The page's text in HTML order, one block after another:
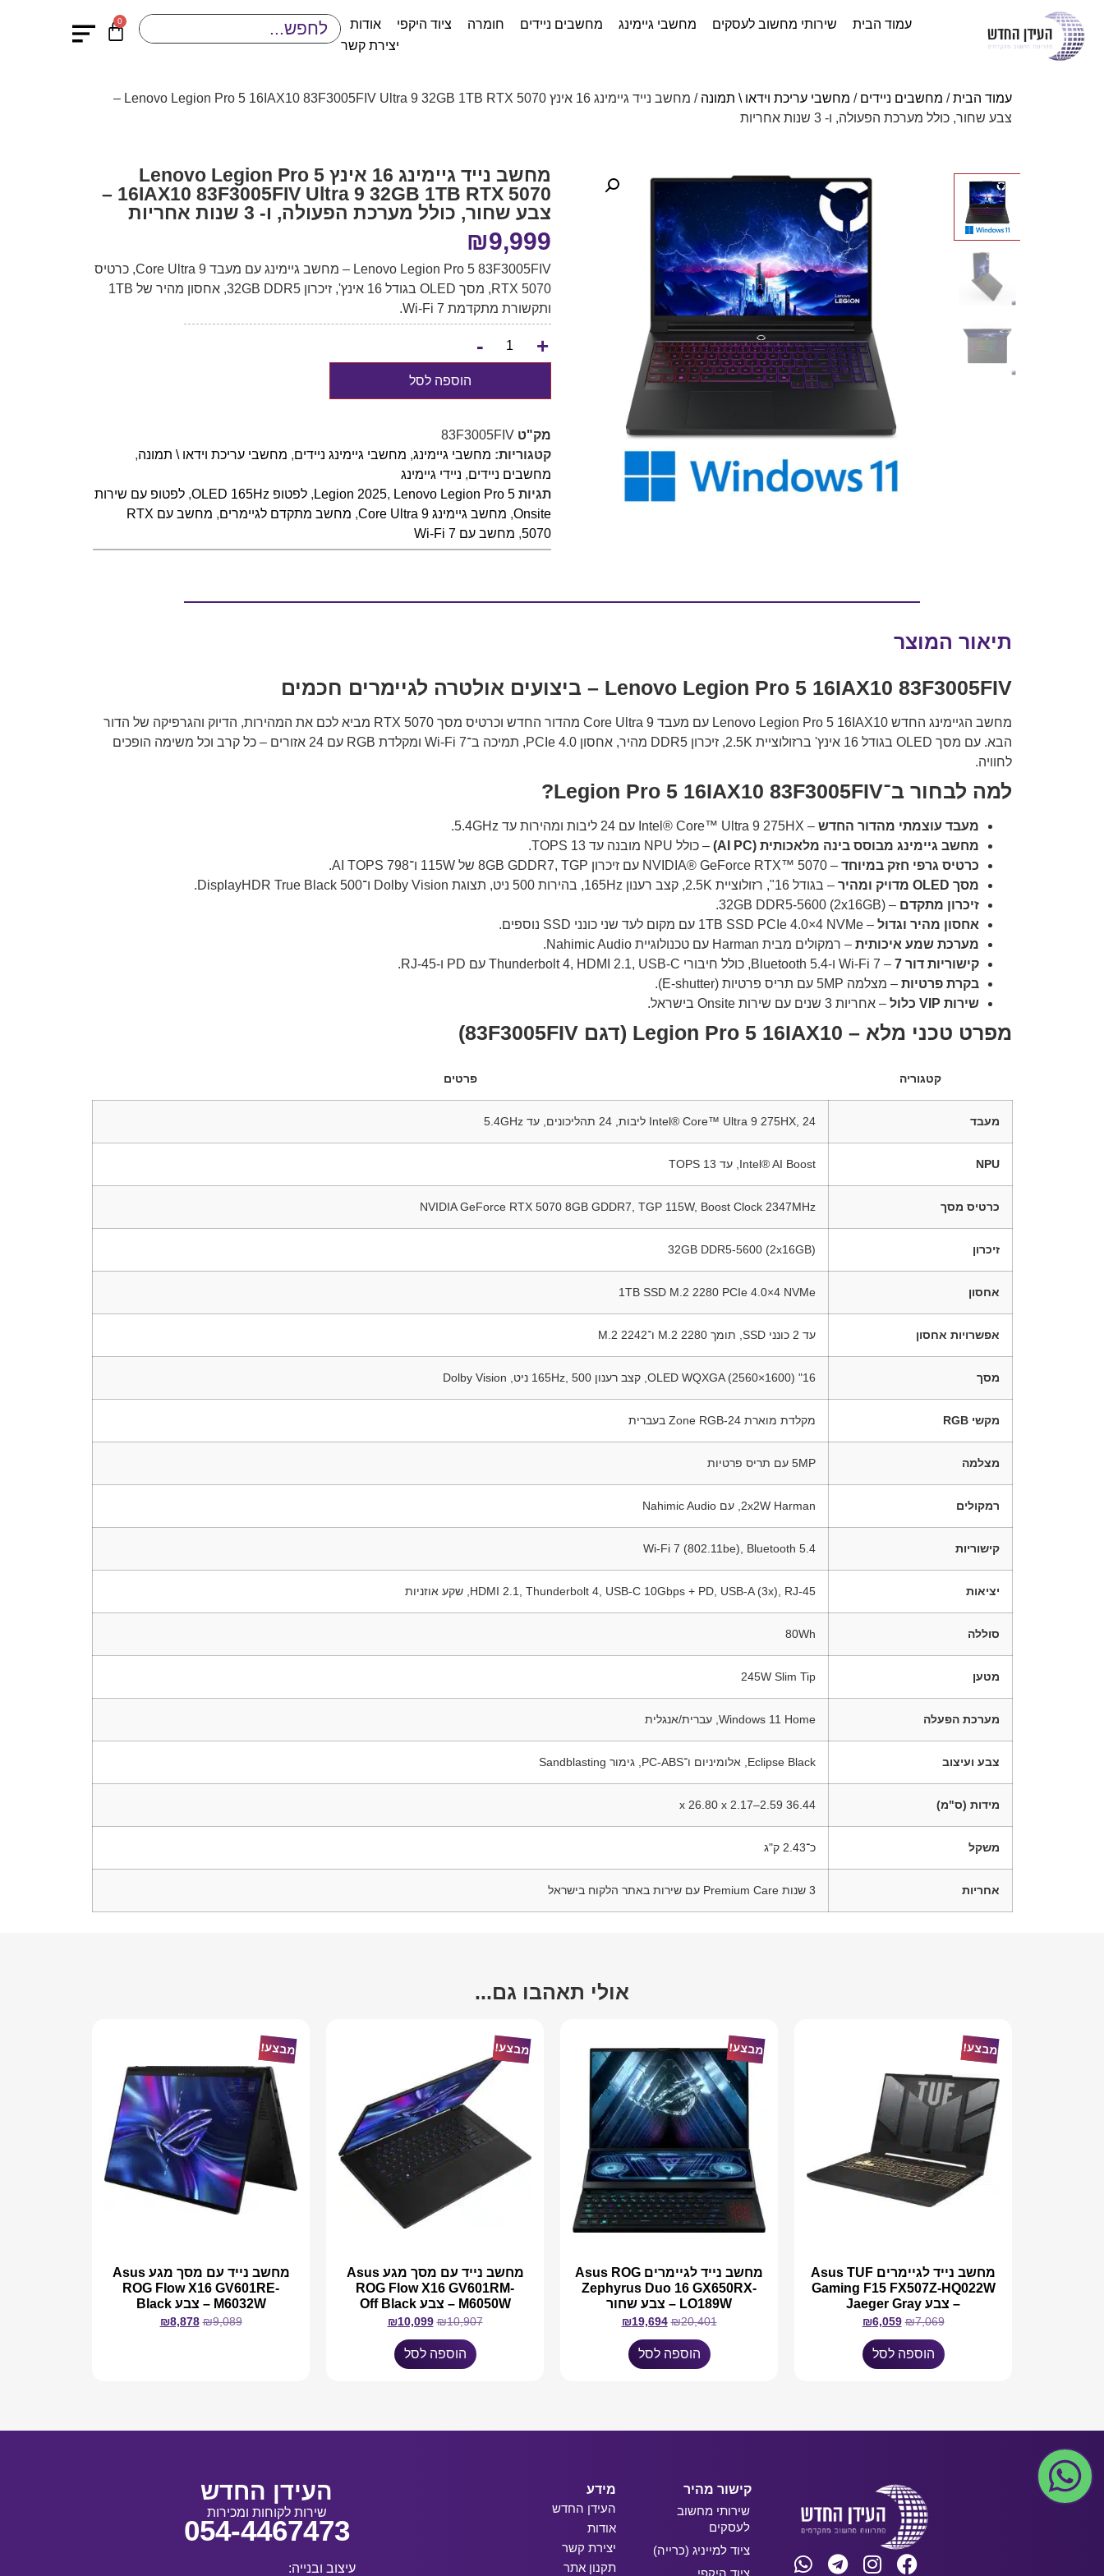
עמוד הבית שירותי מחשוב לעסקים מחשבי גיימינג מחשבים ניידים חומרה ציוד היקפי
אודות
יצירת קשר
0
עמוד הבית/ מחשבים ניידים / מחשבי עריכת וידאו \ תמונה
/ מחשב נייד גיימינג 16 אינץ Lenovo Legion Pro 5 16IAX10 83F3005FIV Ultra 9 32GB 1TB RTX 5070 –
צבע שחור, כולל מערכת הפעולה, ו- 3 שנות אחריות
מחשב נייד גיימינג 16 אינץ Lenovo Legion Pro 5
16IAX10 83F3005FIV Ultra 9 32GB 1TB RTX 5070 –
צבע שחור, כולל מערכת הפעולה, ו- 3 שנות אחריות
₪9,999
Lenovo Legion Pro 5 83F3005FIV – מחשב גיימינג עם מעבד Core Ultra 9, כרטיס
RTX 5070, מסך OLED בגודל 16 אינץ', זיכרון 32GB DDR5, אחסון מהיר של 1TB
ותקשורת מתקדמת Wi-Fi 7.
+
-
הוספה לסל
מק"ט 83F3005FIV
קטגוריות: מחשבי גיימינג, מחשבי גיימינג ניידים, מחשבי עריכת וידאו \ תמונה,
מחשבים ניידים, ניידי גיימינג
תגיות
Legion 2025, Lenovo Legion Pro 5
, לפטופ OLED 165Hz , לפטופ עם שירות
Onsite
, מחשב גיימינג Core Ultra 9 , מחשב מתקדם לגיימרים,
מחשב עם RTX
5070
, מחשב עם Wi-Fi 7
תיאור המוצר
Lenovo Legion Pro 5 16IAX10 83F3005FIV – ביצועים אולטרה לגיימרים חכמים
מחשב הגיימינג החדש Lenovo Legion Pro 5 16IAX10 עם מעבד Core Ultra 9 מהדור החדש וכרטיס מסך RTX 5070 מביא לכם את המהירות, הדיוק והגרפיקה של הדור
הבא. עם מסך OLED בגודל 16 אינץ' ברזולוציית 2.5K, זיכרון DDR5 מהיר, אחסון PCIe 4.0, תמיכה ב־Wi-Fi 7 ומקלדת RGB עם 24 אזורים – כל קרב וכל משימה הופכים
לחוויה.
למה לבחור ב־Legion Pro 5 16IAX10 83F3005FIV?
מעבד עוצמתי מהדור החדש – Intel® Core™ Ultra 9 275HX עם 24 ליבות ומהירות עד 5.4GHz.
מחשב גיימינג מבוסס בינה מלאכותית (AI PC)
– כולל NPU מובנה עד 13 TOPS.
כרטיס גרפי חזק במיוחד – NVIDIA® GeForce RTX™ 5070 עם זיכרון 8GB GDDR7, TGP של 115W ו־798 AI TOPS.
מסך OLED מדויק ומהיר
– בגודל 16", רזולוציית 2.5K, קצב רענון 165Hz, בהירות 500 ניט, תצוגת Dolby Vision ו־DisplayHDR True Black 500.
זיכרון מתקדם – 32GB DDR5-5600 (2x16GB).
אחסון מהיר וגדול – 1TB SSD PCIe 4.0×4 NVMe עם מקום לעד שני כונני SSD נוספים.
מערכת שמע איכותית – רמקולים מבית Harman עם טכנולוגיית Nahimic Audio.
קישוריות דור 7
– Wi-Fi 7 ו-Bluetooth 5.4, כולל חיבורי Thunderbolt 4, HDMI 2.1, USB-C עם PD ו-RJ-45.
בקרת פרטיות – מצלמה 5MP עם תריס פרטיות (E-shutter).
שירות VIP כלול
– אחריות 3 שנים עם שירות Onsite בישראל.
מפרט טכני מלא – Legion Pro 5 16IAX10 (דגם 83F3005FIV)
קטגוריה פרטים
מעבד Intel® Core™ Ultra 9 275HX, 24 ליבות, 24 תהליכונים, עד 5.4GHz
NPU Intel® AI Boost, עד 13 TOPS
כרטיס מסך NVIDIA GeForce RTX 5070 8GB GDDR7, TGP 115W, Boost Clock 2347MHz
זיכרון 32GB DDR5-5600 (2x16GB)
אחסון 1TB SSD M.2 2280 PCIe 4.0×4 NVMe
אפשרויות אחסון עד 2 כונני SSD, תומך M.2 2280 ו־M.2 2242
מסך 16" OLED WQXGA (2560×1600), קצב רענון 165Hz, 500 ניט, Dolby Vision
מקשי RGB מקלדת מוארת 24-Zone RGB בעברית
מצלמה 5MP עם תריס פרטיות
רמקולים 2x2W Harman, עם Nahimic Audio
קישוריות Wi-Fi 7 (802.11be), Bluetooth 5.4
יציאות HDMI 2.1, Thunderbolt 4, USB-C 10Gbps + PD, USB-A (3x), RJ-45, שקע אוזניות
סוללה 80Wh
מטען 245W Slim Tip
מערכת הפעלה Windows 11 Home, עברית/אנגלית
צבע ועיצוב Eclipse Black, אלומיניום ו־PC-ABS, גימור Sandblasting
מידות (ס"מ) 36.44 x 26.80 x 2.17–2.59
משקל כ־2.43 ק"ג
אחריות 3 שנות Premium Care עם שירות באתר הלקוח בישראל
אולי תאהבו גם...
מבצע!
מחשב נייד לגיימרים Asus TUF
Gaming F15 FX507Z-HQ022W
– צבע Jaeger Gray
₪7,069
₪6,059
הוספה לסל
מבצע!
מחשב נייד לגיימרים Asus ROG
Zephyrus Duo 16 GX650RX-
LO189W – צבע שחור
₪20,401
₪19,694
הוספה לסל
מבצע!
מחשב נייד עם מסך מגע Asus
ROG Flow X16 GV601RM-
M6050W – צבע Off Black
₪10,907
₪10,099
הוספה לסל
מבצע!
מחשב נייד עם מסך מגע Asus
ROG Flow X16 GV601RE-
M6032W – צבע Black
₪9,089
₪8,878
קישור מהיר
שירותי מחשוב
לעסקים
ציוד למייניג (כרייה)
מידע
העידן החדש
אודות
יצירת קשר
תקנון אתר
העידן החדש
שירות לקוחות ומכירות
054-4467473
עיצוב ובנייה: